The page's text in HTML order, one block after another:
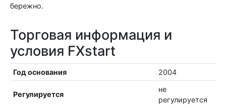
бережно.
Торговая информация и
условия FXstart
Год основания 2004
Регулируется
не
регулируется